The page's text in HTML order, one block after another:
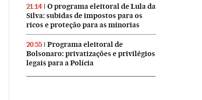
21:14
O programa eleitoral de Lula da
Silva: subidas de impostos para os
ricos e proteção para as minorias
20:55
Programa eleitoral de
Bolsonaro: privatizações e privilégios
legais para a Polícia